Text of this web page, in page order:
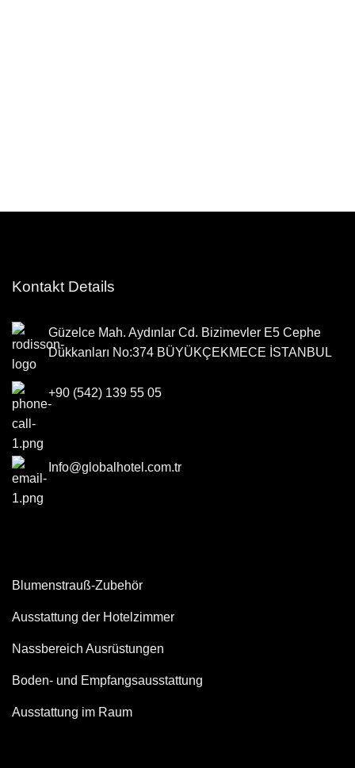
Kontakt Details
Güzelce Mah. Aydınlar Cd. Bizimevler E5 Cephe
Dükkanları No:374 BÜYÜKÇEKMECE İSTANBUL
+90 (542) 139 55 05
Info@globalhotel.com.tr
Blumenstrauß-Zubehör
Ausstattung der Hotelzimmer
Nassbereich Ausrüstungen
Boden- und Empfangsausstattung
Ausstattung im Raum